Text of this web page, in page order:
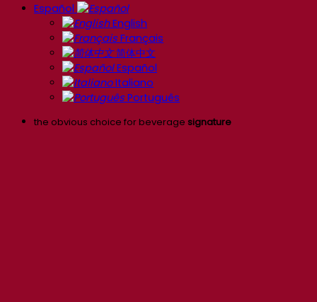
Español
English
Français
简体中文
Español
Italiano
Português
the obvious choice for beverage signature